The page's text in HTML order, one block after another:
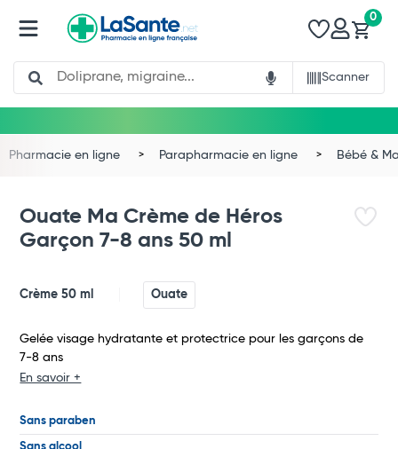
Search
Scanner
0
Pharmacie en ligne Parapharmacie en ligne Bébé &
Ouate Ma Crème de Héros
Garçon 7-8 ans 50 ml
Crème 50 ml Ouate
Gelée visage hydratante et protectrice pour les garçons de
7-8 ans
En savoir +
Sans paraben